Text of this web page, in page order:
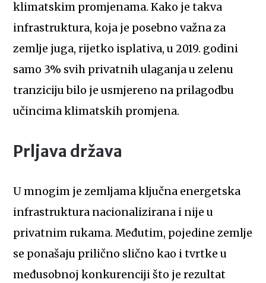
klimatskim promjenama. Kako je takva
infrastruktura, koja je posebno važna za
zemlje juga, rijetko isplativa, u 2019. godini
samo 3% svih privatnih ulaganja u zelenu
tranziciju bilo je usmjereno na prilagodbu
učincima klimatskih promjena.
Prljava država
U mnogim je zemljama ključna energetska
infrastruktura nacionalizirana i nije u
privatnim rukama. Međutim, pojedine zemlje
se ponašaju prilično slično kao i tvrtke u
međusobnoj konkurenciji što je rezultat